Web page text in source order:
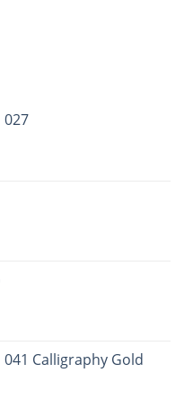
027
Calligraphy Gold